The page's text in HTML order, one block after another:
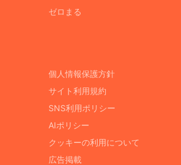
ゼロまる
個人情報保護方針
サイト利用規約
SNS利用ポリシー
AIポリシー
クッキーの利用について
広告掲載